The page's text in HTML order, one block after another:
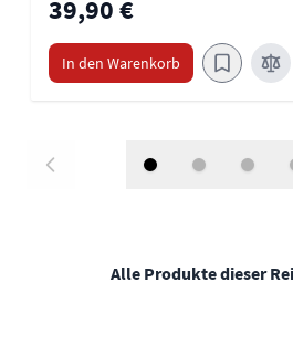
39,90 €
In den Warenkorb
Alle Produkte dieser